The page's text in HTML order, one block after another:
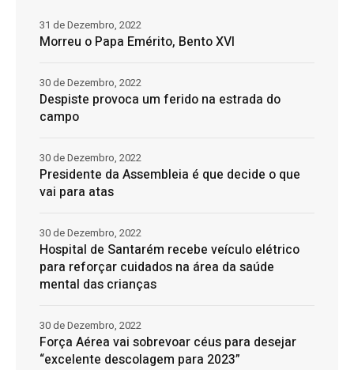
Morreu o Papa Emérito, Bento XVI
31 de Dezembro, 2022
Despiste provoca um ferido na estrada do
campo
30 de Dezembro, 2022
Presidente da Assembleia é que decide o que
vai para atas
30 de Dezembro, 2022
Hospital de Santarém recebe veículo elétrico
para reforçar cuidados na área da saúde
mental das crianças
30 de Dezembro, 2022
Força Aérea vai sobrevoar céus para desejar
“excelente descolagem para 2023”
30 de Dezembro, 2022